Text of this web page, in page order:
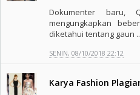
Dokumenter
mengungkapkan
diketahui tentang gaun ..
SENIN, 08/10/2018 22:12
Karya Fashion